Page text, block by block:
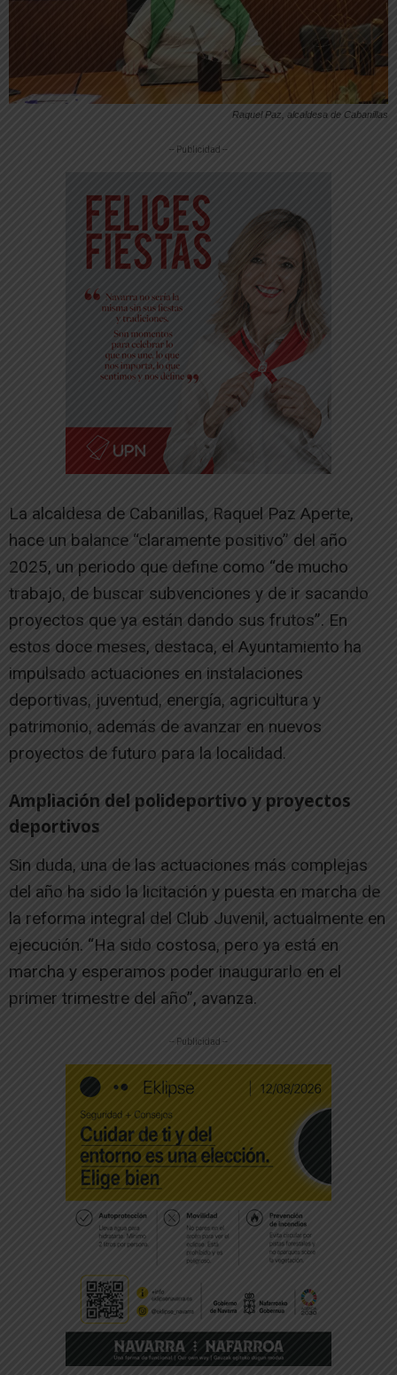
Raquel Paz, alcaldesa de Cabanillas
-- Publicidad --
La alcaldesa de Cabanillas, Raquel Paz Aperte,
hace un balance “claramente positivo” del año
2025, un periodo que define como “de mucho
trabajo, de buscar subvenciones y de ir sacando
proyectos que ya están dando sus frutos”. En
estos doce meses, destaca, el Ayuntamiento ha
impulsado actuaciones en instalaciones
deportivas, juventud, energía, agricultura y
patrimonio, además de avanzar en nuevos
proyectos de futuro para la localidad.
Ampliación del polideportivo y proyectos
deportivos
Sin duda, una de las actuaciones más complejas
del año ha sido la licitación y puesta en marcha de
la reforma integral del Club Juvenil, actualmente en
ejecución. “Ha sido costosa, pero ya está en
marcha y esperamos poder inaugurarlo en el
primer trimestre del año”, avanza.
-- Publicidad --